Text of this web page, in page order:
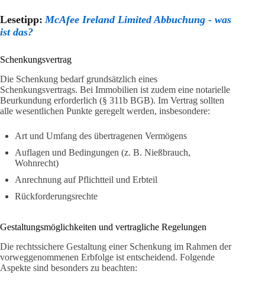
Lesetipp: McAfee Ireland Limited Abbuchung - was
ist das?
Schenkungsvertrag
Die Schenkung bedarf grundsätzlich eines
Schenkungsvertrags. Bei Immobilien ist zudem eine notarielle
Beurkundung erforderlich (§ 311b BGB). Im Vertrag sollten
alle wesentlichen Punkte geregelt werden, insbesondere:
Art und Umfang des übertragenen Vermögens
Auflagen und Bedingungen (z. B. Nießbrauch,
Wohnrecht)
Anrechnung auf Pflichtteil und Erbteil
Rückforderungsrechte
Gestaltungsmöglichkeiten und vertragliche Regelungen
Die rechtssichere Gestaltung einer Schenkung im Rahmen der
vorweggenommenen Erbfolge ist entscheidend. Folgende
Aspekte sind besonders zu beachten: